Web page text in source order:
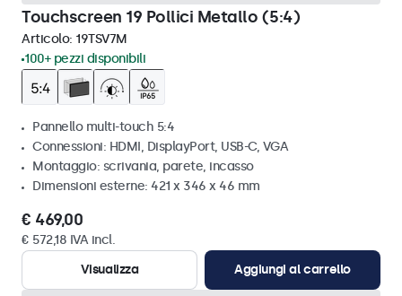
Touchscreen 19 Pollici Metallo (5:4)
Articolo: 19TSV7M
100+ pezzi disponibili
Pannello multi-touch 5:4
Connessioni: HDMI, DisplayPort, USB-C, VGA
Montaggio: scrivania, parete, incasso
Dimensioni esterne: 421 x 346 x 46 mm
€ 469,00
€ 572,18 IVA incl.
Visualizza
Aggiungi al carrello